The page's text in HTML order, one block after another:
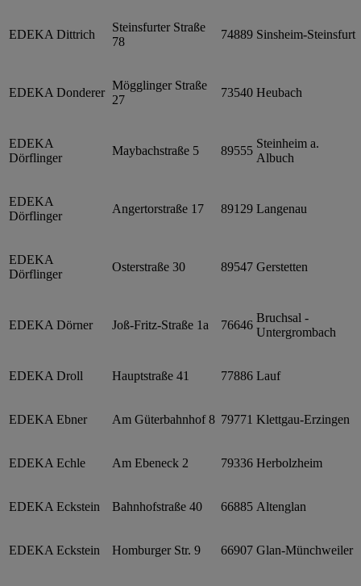
EDEKA Dittrich
Steinsfurter Straße
78
74889 Sinsheim-Steinsfurt
EDEKA Donderer
Mögglinger Straße
27
73540 Heubach
EDEKA
Dörflinger
Maybachstraße 5 89555
Steinheim a.
Albuch
EDEKA
Dörflinger
Angertorstraße 17 89129 Langenau
EDEKA
Dörflinger
Osterstraße 30 89547 Gerstetten
EDEKA Dörner Joß-Fritz-Straße 1a 76646
Bruchsal -
Untergrombach
EDEKA Droll Hauptstraße 41 77886 Lauf
EDEKA Ebner Am Güterbahnhof 8 79771 Klettgau-Erzingen
EDEKA Echle Am Ebeneck 2 79336 Herbolzheim
EDEKA Eckstein Bahnhofstraße 40 66885 Altenglan
EDEKA Eckstein Homburger Str. 9 66907 Glan-Münchweiler